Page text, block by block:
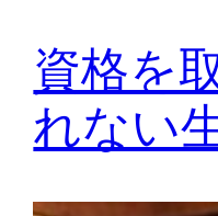
資格を
れない